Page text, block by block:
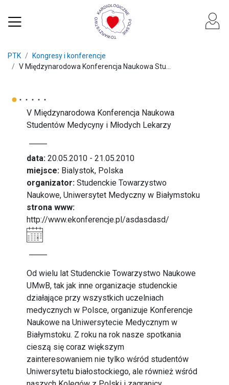
PTK
Kongresy i konferencje
V Międzynarodowa Konferencja Naukowa Stu...
V Międzynarodowa Konferencja Naukowa
Studentów Medycyny i Młodych Lekarzy
data: 20.05.2010 - 21.05.2010
miejsce: Bialystok, Polska
organizator: Studenckie Towarzystwo
Naukowe, Uniwersytet Medyczny w Białymstoku
strona www:
http://www.ekonferencje.pl/asdasdasd/
Od wielu lat Studenckie Towarzystwo Naukowe
UMwB, tak jak inne organizacje studenckie
działające przy wszystkich uczelniach
medycznych w Polsce, organizuje Konferencje
Naukowe na Uniwersytecie Medycznym w
Białymstoku. Z roku na rok nasze spotkania
cieszą się coraz większym
zainteresowaniem nie tylko wśród studentów
Uniwersytetu białostockiego, ale również wśród